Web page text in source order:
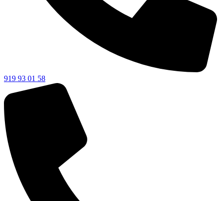
919 93 01 58